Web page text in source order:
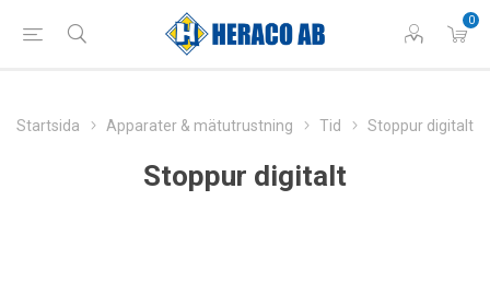
0
Startsida Apparater & mätutrustning Tid Stoppur digitalt
Stoppur digitalt